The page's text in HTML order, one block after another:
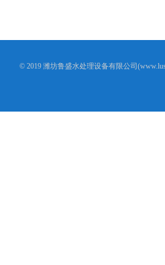
© 2019 潍坊鲁盛水处理设备有限公司